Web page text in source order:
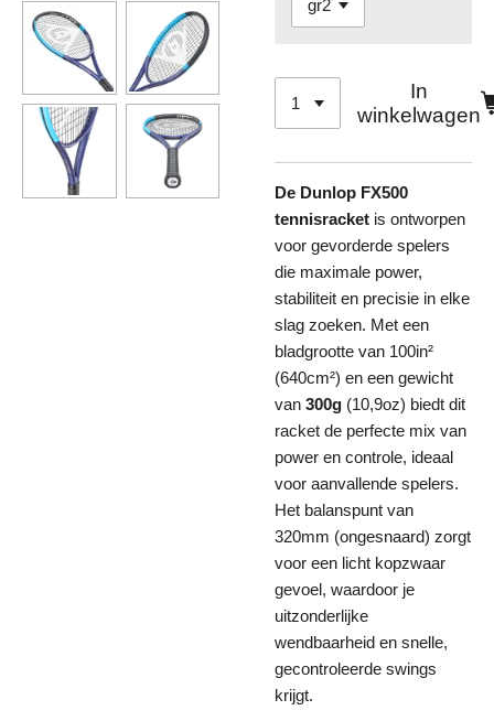
In
winkelwagen
De Dunlop FX500
tennisracket is ontworpen
voor gevorderde spelers
die maximale power,
stabiliteit en precisie in elke
slag zoeken. Met een
bladgrootte van 100in²
(640cm²) en een gewicht
van 300g (10,9oz) biedt dit
racket de perfecte mix van
power en controle, ideaal
voor aanvallende spelers.
Het balanspunt van
320mm (ongesnaard) zorgt
voor een licht kopzwaar
gevoel, waardoor je
uitzonderlijke
wendbaarheid en snelle,
gecontroleerde swings
krijgt.